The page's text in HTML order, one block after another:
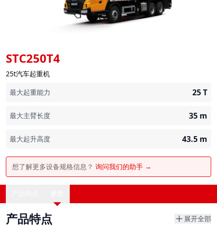
STC250T4
25t汽车起重机
最大起重能力
25T
最大主臂长度 35 m
最大起升高度 43.5 m
想了解更多设备规格信息？ 询问我们的助手 →
产品特点 展开全部